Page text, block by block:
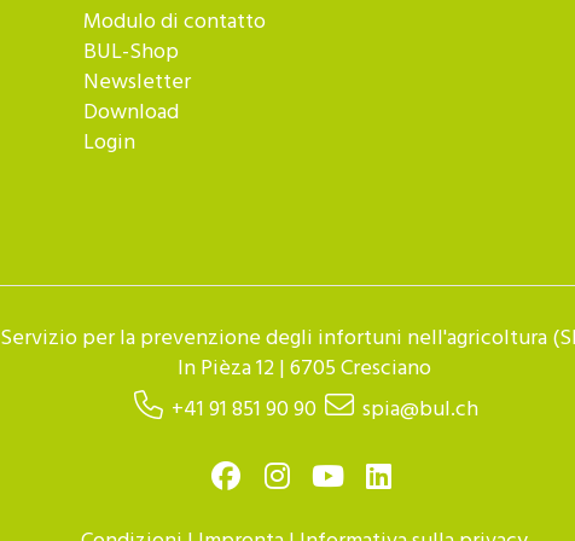
Modulo di contatto
BUL-Shop
Newsletter
Download
Login
Servizio per la prevenzione degli infortuni nell'agricoltura
In Pièza 12 | 6705 Cresciano
+41 91 851 90 90
spia@bul.ch